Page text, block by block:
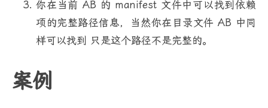
你在当前 AB 的 manifest 文件中可以找到依赖
项的完整路径信息，当然你在目录文件 AB 中同
样可以找到 只是这个路径不是完整的。
案例